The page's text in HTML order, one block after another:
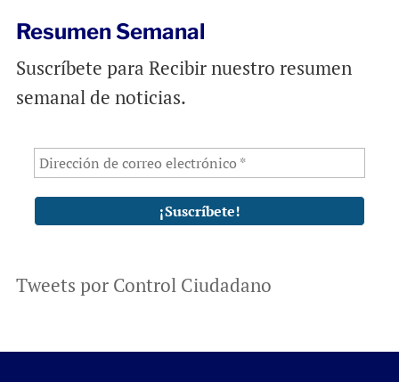
Resumen Semanal
Suscríbete para Recibir nuestro resumen
semanal de noticias.
Tweets por Control Ciudadano